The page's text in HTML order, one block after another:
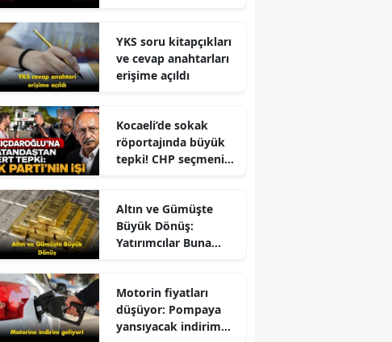
YKS soru kitapçıkları
ve cevap anahtarları
erişime açıldı
Kocaeli’de sokak
röportajında büyük
tepki! CHP seçmeni
Altın ve Gümüşte
Büyük Dönüş:
Yatırımcılar Buna
Motorin fiyatları
düşüyor: Pompaya
yansıyacak indirim